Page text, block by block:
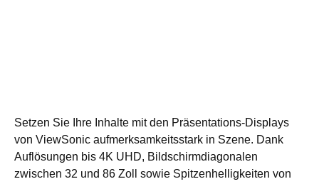
Setzen Sie Ihre Inhalte mit den Präsentations-Displays
von ViewSonic aufmerksamkeitsstark in Szene. Dank
Auflösungen bis 4K UHD, Bildschirmdiagonalen
zwischen 32 und 86 Zoll sowie Spitzenhelligkeiten von